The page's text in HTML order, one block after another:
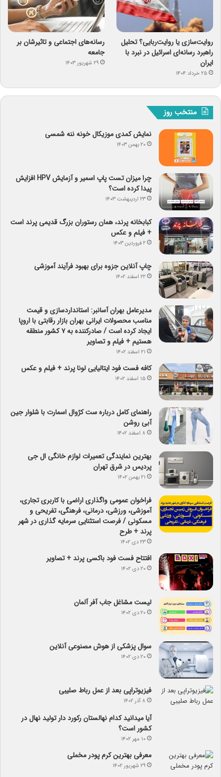
روایت‌سازی یا روایت‌ربایی؟ تحلیل
راهبرد رسانه‌ای اسرائیل در نبرد با
ایران
۲۵ خرداد ۱۴۰۴
رسانه‌های اجتماعی و تاثیرشان بر
جامعه
۲۹ شهریور ۱۴۰۳
منتخب روز
نمایش کمدی موزیکال خونه ننه شمسی
۲۰ بهمن ۱۴۰۳
چرا میزان تست پاپ اسمیر و آزمایش HPV افزایش
پیدا کرده است؟
۲۳ اردیبهشت ۱۴۰۳
کبابخانه پرند، همان رستوران بزرگ قدیمی پرند است
+ فیلم و عکس
۲ فروردین ۱۴۰۳
چاپ آنلاین جزوه برای بهبود فرآیند آموزشی
۲۲ اسفند ۱۴۰۲
مدیرعامل بهران آسانبر: استانداردسازی و قیمت
مناسب محصولات ایرانی بهران بازار رقابتی با اروپا
ایجاد کرده است / صادرکننده به ۷ کشور منطقه
هستیم + فیلم و تصاویر
۲۱ اسفند ۱۴۰۲
کافه فست فود ایتالیایی لونا پرند + فیلم و عکس
۱۵ اسفند ۱۴۰۲
راهنمای کامل درباره ست کژوال اسمارت با شلوار جین
آبی روشن
۸ اسفند ۱۴۰۲
بهترین نمایندگی تعمیرات لوازم خانگی ال جی
پردیس در شرق تهران
۲۱ بهمن ۱۴۰۲
فراخوان عمومی واگذاری اراضی با کاربری تجاری،
آموزشی، ورزشی، درمانی، فرهنگی، تفریحی و
مسکونی / فرصت استثنایی سرمایه گذاری در شهر
پرند + طرح
۲۳ دی ۱۴۰۲
افتتاح فست فود باکسی پرند + تصاویر
۲۰ دی ۱۴۰۲
لیست مشاغل جاب آفر آلمان
۲۰ دی ۱۴۰۲
سوال پزشکی از هوش مصنوعی آنلاین
۲۰ دی ۱۴۰۲
فیزیوتراپی بعد از عمل رباط صلیبی
۸ آذر ۱۴۰۲
آیا می­دانید کدام نهالستان رکورد دار تولید نهال­ در
کشور است؟
۱۰ مهر ۱۴۰۲
معرفی بهترین کرم پودر مخملی
۲۹ شهریور ۱۴۰۲